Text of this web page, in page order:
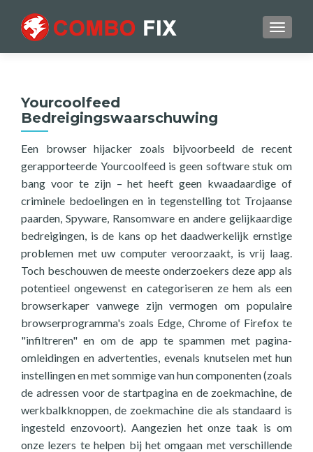
Yourcoolfeed
Bedreigingswaarschuwing
Een browser hijacker zoals bijvoorbeeld de recent
gerapporteerde Yourcoolfeed is geen software stuk om
bang voor te zijn – het heeft geen kwaadaardige of
criminele bedoelingen en in tegenstelling tot Trojaanse
paarden, Spyware, Ransomware en andere gelijkaardige
bedreigingen, is de kans op het daadwerkelijk ernstige
problemen met uw computer veroorzaakt, is vrij laag.
Toch beschouwen de meeste onderzoekers deze app als
potentieel ongewenst en categoriseren ze hem als een
browserkaper vanwege zijn vermogen om populaire
browserprogramma's zoals Edge, Chrome of Firefox te
"infiltreren" en om de app te spammen met pagina-
omleidingen en advertenties, evenals knutselen met hun
instellingen en met sommige van hun componenten (zoals
de adressen voor de startpagina en de zoekmachine, de
werkbalkknoppen, de zoekmachine die als standaard is
ingesteld enzovoort). Aangezien het onze taak is om
onze lezers te helpen bij het omgaan met verschillende